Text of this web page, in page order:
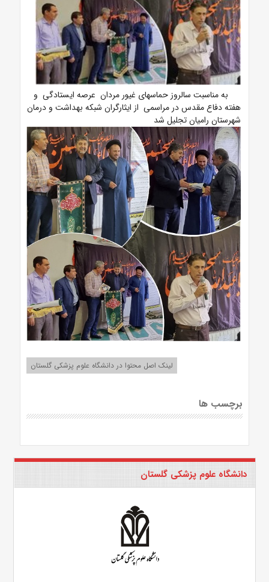
به مناسبت سالروز حماسهای غیور مردان عرصه ایستادگی و
هفته دفاع مقدس در مراسمی از ایثارگران شبکه بهداشت و درمان
شهرستان رامیان تجلیل شد
لینک اصل محتوا در دانشگاه علوم پزشکی گلستان
برچسب ها
دانشگاه علوم پزشکی گلستان